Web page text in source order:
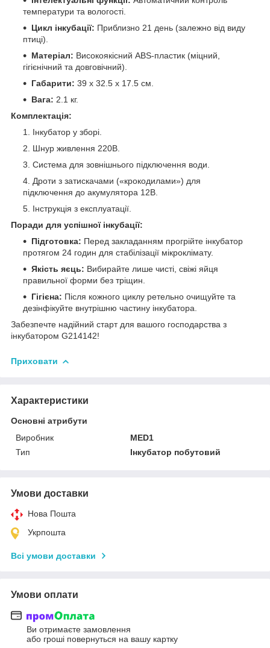
температури та вологості.
Цикл інкубації: Приблизно 21 день (залежно від виду
птиці).
Матеріал: Високоякісний ABS-пластик (міцний,
гігієнічний та довговічний).
Габарити: 39 х 32.5 х 17.5 см.
Вага: 2.1 кг.
Комплектація:
Інкубатор у зборі.
Шнур живлення 220В.
Система для зовнішнього підключення води.
Дроти з затискачами («крокодилами») для
підключення до акумулятора 12В.
Інструкція з експлуатації.
Поради для успішної інкубації:
Підготовка: Перед закладанням прогрійте інкубатор
протягом 24 годин для стабілізації мікроклімату.
Якість яєць: Вибирайте лише чисті, свіжі яйця
правильної форми без тріщин.
Гігієна: Після кожного циклу ретельно очищуйте та
дезінфікуйте внутрішню частину інкубатора.
Забезпечте надійний старт для вашого господарства з
інкубатором G214142!
Приховати
Характеристики
Основні атрибути
Виробник
MED1
Тип
Інкубатор побутовий
Умови доставки
Нова Пошта
Укрпошта
Всі умови доставки
Умови оплати
Ви отримаєте замовлення
або гроші повернуться на вашу картку